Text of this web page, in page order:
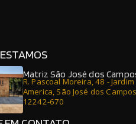
Matriz São José dos
R. Pascoal Moreira, 48 -
America, São José dos
12242-670